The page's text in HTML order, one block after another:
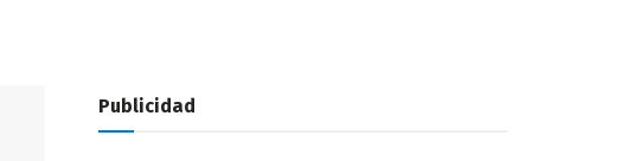
Publicidad